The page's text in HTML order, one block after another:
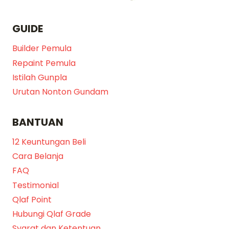
GUIDE
Builder Pemula
Repaint Pemula
Istilah Gunpla
Urutan Nonton Gundam
BANTUAN
12 Keuntungan Beli
Cara Belanja
FAQ
Testimonial
Qlaf Point
Hubungi Qlaf Grade